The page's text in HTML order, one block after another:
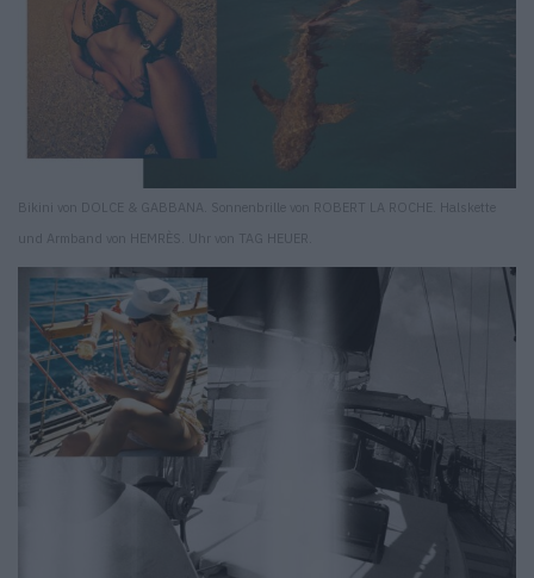
Bikini von DOLCE & GABBANA. Sonnenbrille von ROBERT LA ROCHE. Halskette
und Armband von HEMRÈS. Uhr von TAG HEUER.